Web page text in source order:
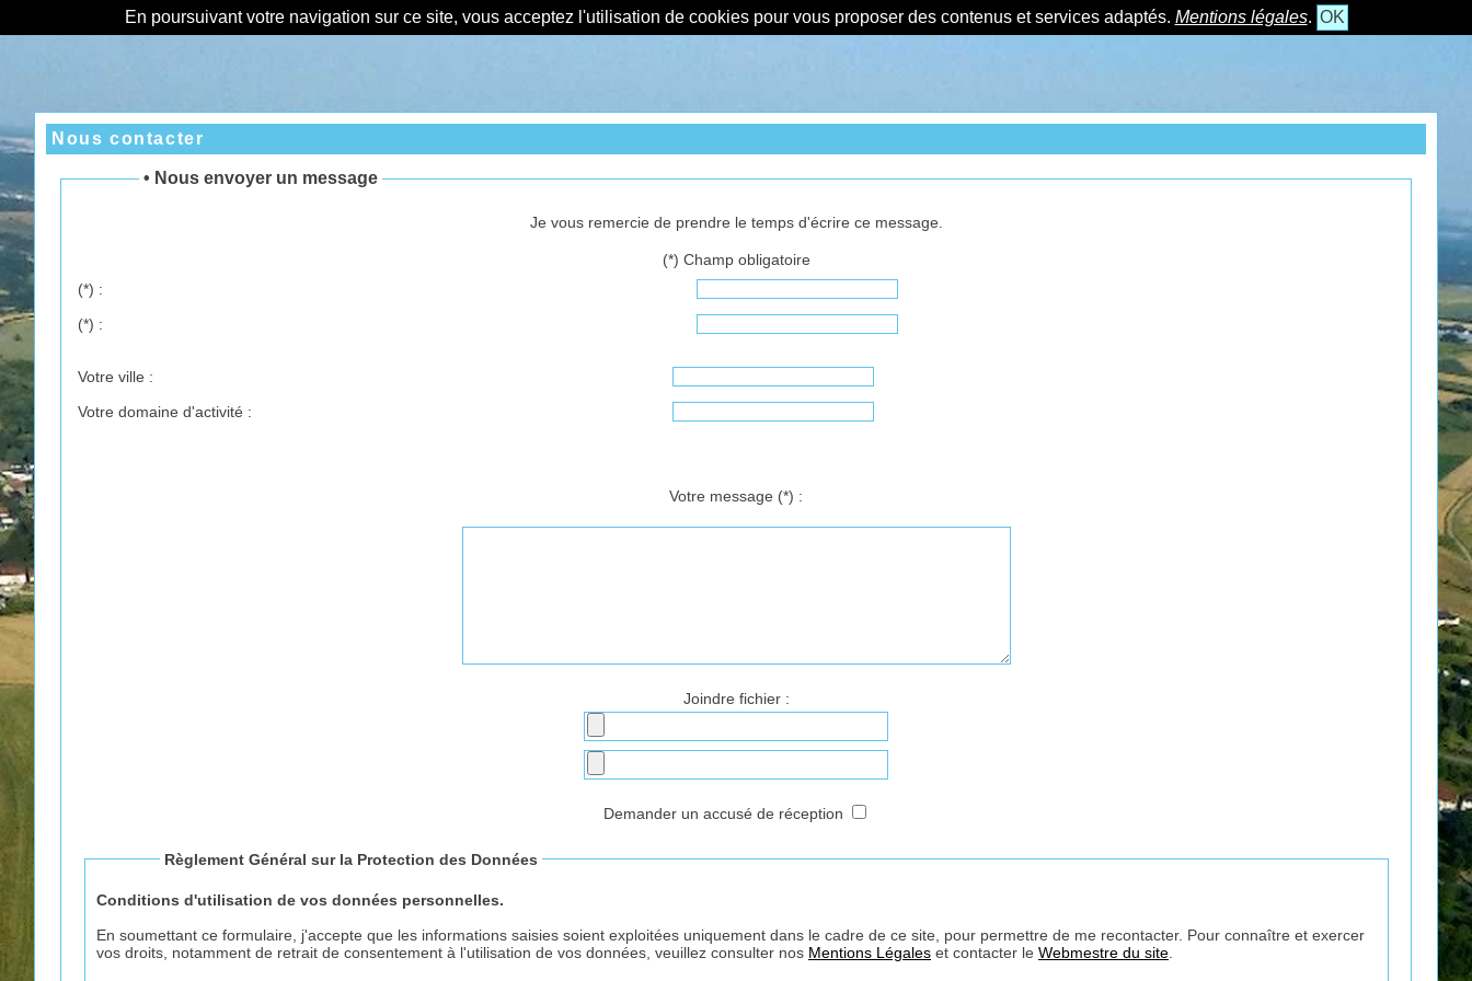
En poursuivant votre navigation sur ce site, vous acceptez l'utilisation de cookies pour vous proposer des contenus et services adaptés. Mentions légales. OK
Nous contacter
• Nous envoyer un message
Je vous remercie de prendre le temps d'écrire ce message.
(*) Champ obligatoire
(*) :
(*) :
Votre ville :
Votre domaine d'activité :
Votre message (*) :
Joindre fichier :
Demander un accusé de réception
Règlement Général sur la Protection des Données
Conditions d'utilisation de vos données personnelles.
En soumettant ce formulaire, j'accepte que les informations saisies soient exploitées uniquement dans le cadre de ce site, pour permettre de me recontacter. Pour connaître et exercer
vos droits, notamment de retrait de consentement à l'utilisation de vos données, veuillez consulter nos Mentions Légales et contacter le Webmestre du site